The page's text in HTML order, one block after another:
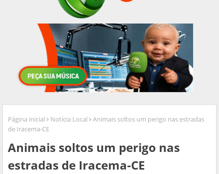
Página inicial Notícia Local
Animais soltos um perigo nas estradas
de Iracema-CE
Animais soltos um perigo nas
estradas de Iracema-CE